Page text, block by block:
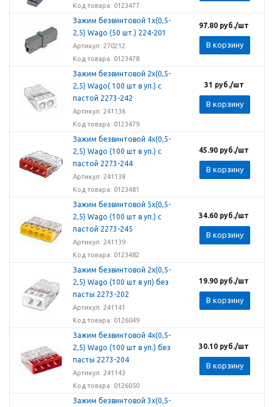
Код товара: 0123477
Зажим безвинтовой 1х(0,5-
2,5) Wago (50 шт.) 224-201
Артикул: 270212
Код товара: 0123478
97.80 руб./шт
В корзину
Зажим безвинтовой 2х(0,5-
2,5) Wago( 100 шт в уп.) с
пастой 2273-242
Артикул: 241136
Код товара: 0123479
31 руб./шт
В корзину
Зажим безвинтовой 4х(0,5-
2,5) Wago (100 шт в уп.) с
пастой 2273-244
Артикул: 241138
Код товара: 0123481
45.90 руб./шт
В корзину
Зажим безвинтовой 5х(0,5-
2,5) Wago (100 шт в уп.) с
пастой 2273-245
Артикул: 241139
Код товара: 0123482
34.60 руб./шт
В корзину
Зажим безвинтовой 2х(0,5-
2,5) Wago (100 шт в уп) без
пасты 2273-202
Артикул: 241141
Код товара: 0126049
19.90 руб./шт
В корзину
Зажим безвинтовой 4х(0,5-
2,5) Wago (100 шт в уп.) без
пасты 2273-204
Артикул: 241143
Код товара: 0126050
30.10 руб./шт
В корзину
Зажим безвинтовой 3х(0,5-